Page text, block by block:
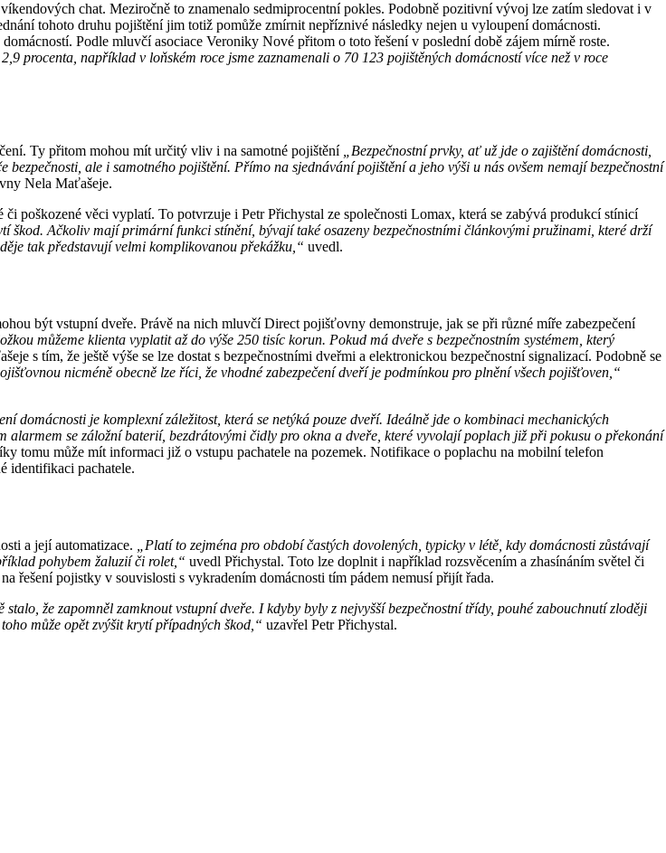
chat. Meziročně to znamenalo sedmiprocentní pokles. Podobně pozitivní vývoj lze zatím sledovat i v
tohoto druhu pojištění jim totiž pomůže zmírnit nepříznivé následky nejen u vyloupení domácnosti.
Podle mluvčí asociace Veroniky Nové přitom o toto řešení v poslední době zájem mírně roste.
procenta, například v loňském roce jsme zaznamenali o 70 123 pojištěných domácností více než v roce
Ty přitom mohou mít určitý vliv i na samotné pojištění
„Bezpečnostní prvky, ať už jde o zajištění domácnosti,
ale i samotného pojištění. Přímo na sjednávání pojištění a jeho výši u nás ovšem nemají bezpečnostní
Nela Maťašeje.
poškozené věci vyplatí. To potvrzuje i Petr Přichystal ze společnosti Lomax, která se zabývá produkcí stínicí
škod. Ačkoliv mají primární funkci stínění, bývají také osazeny bezpečnostními článkovými pružinami, které drží
tak představují velmi komplikovanou překážku,“ uvedl.
být vstupní dveře. Právě na nich mluvčí Direct pojišťovny demonstruje, jak se při různé míře zabezpečení
můžeme klienta vyplatit až do výše 250 tisíc korun. Pokud má dveře s bezpečnostním systémem, který
s tím, že ještě výše se lze dostat s bezpečnostními dveřmi a elektronickou bezpečnostní signalizací. Podobně se
nicméně obecně lze říci, že vhodné zabezpečení dveří je podmínkou pro plnění všech pojišťoven,“
domácnosti je komplexní záležitost, která se netýká pouze dveří. Ideálně jde o kombinaci mechanických
se záložní baterií, bezdrátovými čidly pro okna a dveře, které vyvolají poplach již při pokusu o překonání
tomu může mít informaci již o vstupu pachatele na pozemek. Notifikace o poplachu na mobilní telefon
identifikaci pachatele.
a její automatizace.
„Platí to zejména pro období častých dovolených, typicky v létě, kdy domácnosti zůstávají
pohybem žaluzií či rolet,“ uvedl Přichystal. Toto lze doplnit i například rozsvěcením a zhasínáním světel či
řešení pojistky v souvislosti s vykradením domácnosti tím pádem nemusí přijít řada.
stalo, že zapomněl zamknout vstupní dveře. I kdyby byly z nejvyšší bezpečnostní třídy, pouhé zabouchnutí zloději
může opět zvýšit krytí případných škod,“ uzavřel Petr Přichystal.